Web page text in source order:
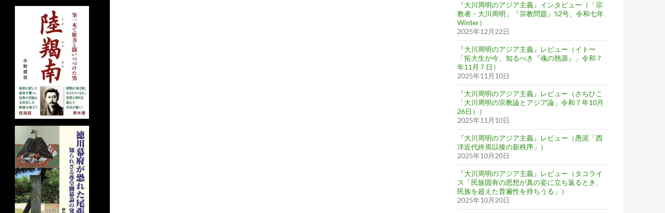
『大川周明のアジア主義』インタビュー（「宗
教者・大川周明」『宗教問題』52号、令和七年
Winter）
2025年12月22日
『大川周明のアジア主義』レビュー（イトー
「拓大生が今、知るべき『魂の熱源』」令和７
年11月７日）
2025年11月10日
『大川周明のアジア主義』レビュー（さちひこ
「大川周明の宗教論とアジア論」令和７年10月
26日））
2025年11月10日
『大川周明のアジア主義』レビュー（愚泥「西
洋近代終焉以後の新秩序」）
2025年10月20日
『大川周明のアジア主義』レビュー（タコライ
ス「民族固有の思想が真の姿に立ち返るとき、
民族を超えた普遍性を持ちうる」）
2025年10月20日